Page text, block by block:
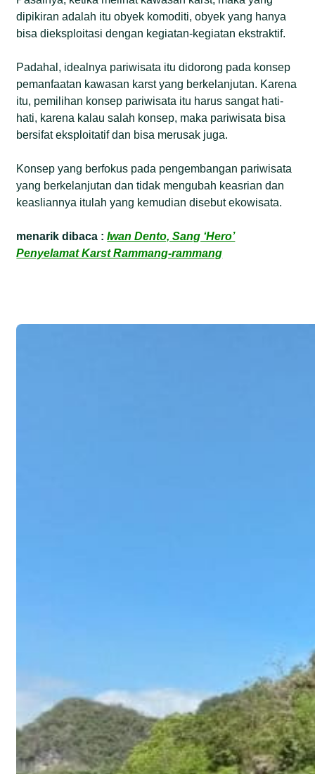
dipikiran adalah itu obyek komoditi, obyek yang hanya
bisa dieksploitasi dengan kegiatan-kegiatan ekstraktif.
Padahal, idealnya pariwisata itu didorong pada konsep
pemanfaatan kawasan karst yang berkelanjutan. Karena
itu, pemilihan konsep pariwisata itu harus sangat hati-
hati, karena kalau salah konsep, maka pariwisata bisa
bersifat eksploitatif dan bisa merusak juga.
Konsep yang berfokus pada pengembangan pariwisata
yang berkelanjutan dan tidak mengubah keasrian dan
keasliannya itulah yang kemudian disebut ekowisata.
menarik dibaca :Iwan Dento, Sang ‘Hero’
Penyelamat Karst Rammang-rammang